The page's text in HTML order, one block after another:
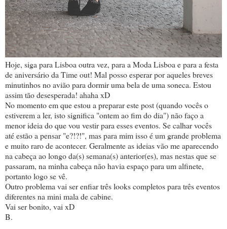
Hoje, siga para Lisboa outra vez, para a Moda Lisboa e para a festa
de aniversário da Time out! Mal posso esperar por aqueles breves
minutinhos no avião para dormir uma bela de uma soneca. Estou
assim tão desesperada! ahaha xD
No momento em que estou a preparar este post (quando vocês o
estiverem a ler, isto significa "ontem ao fim do dia") não faço a
menor ideia do que vou vestir para esses eventos. Se calhar vocês
até estão a pensar "e?!?!", mas para mim isso é um grande problema
e muito raro de acontecer. Geralmente as ideias vão me aparecendo
na cabeça ao longo da(s) semana(s) anterior(es), mas nestas que se
passaram, na minha cabeça não havia espaço para um alfinete,
portanto logo se vê.
Outro problema vai ser enfiar três looks completos para três eventos
diferentes na mini mala de cabine.
Vai ser bonito, vai xD
B.